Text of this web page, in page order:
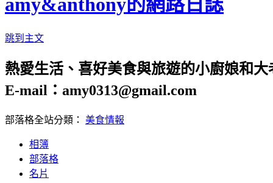
amy&anthony的網路日誌
跳到主文
熱愛生活、喜好美食與旅遊的小廚娘和大
E-mail：amy0313@gmail.com
部落格全站分類： 美食情報
相簿
部落格
名片